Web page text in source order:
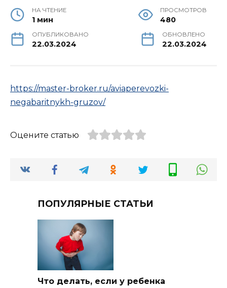
НА ЧТЕНИЕ
1 мин
ПРОСМОТРОВ
480
ОПУБЛИКОВАНО
22.03.2024
ОБНОВЛЕНО
22.03.2024
https://master-broker.ru/aviaperevozki-
negabaritnykh-gruzov/
Оцените статью
ПОПУЛЯРНЫЕ СТАТЬИ
Что делать, если у ребенка